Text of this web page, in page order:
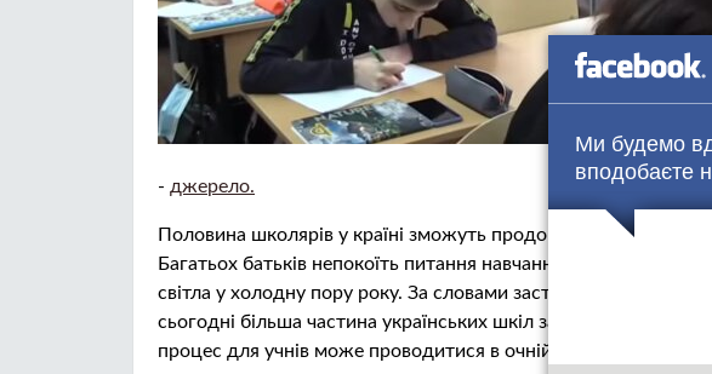
Ми будемо
вподобаєте
- джерело.
Половина школярів у країні зможуть продовжити очне
Багатьох батьків непокоїть питання навчання їхніх дітей у
світла у холодну пору року. За словами заступника міністра
сьогодні більша частина українських шкіл забезпечені
процес для учнів може проводитися в очній формі. Про це